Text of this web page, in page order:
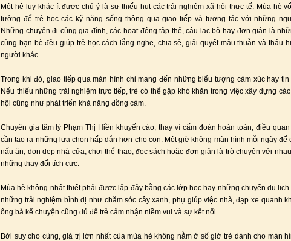
Một hệ lụy khác ít được chú ý là sự thiếu hụt các trải nghiệm xã hội thực tế. Mùa hè
tưởng để trẻ học các kỹ năng sống thông qua giao tiếp và tương tác với những
Những chuyến đi cùng gia đình, các hoạt động tập thể, câu lạc bộ hay đơn giản là
cùng bạn bè đều giúp trẻ học cách lắng nghe, chia sẻ, giải quyết mâu thuẫn và thấu
người khác.
Trong khi đó, giao tiếp qua màn hình chỉ mang đến những biểu tượng cảm xúc hay
Nếu thiếu những trải nghiệm trực tiếp, trẻ có thể gặp khó khăn trong việc xây dựng
hội cũng như phát triển khả năng đồng cảm.
Chuyên gia tâm lý Phạm Thị Hiền khuyến cáo, thay vì cấm đoán hoàn toàn, điều
cần tạo ra những lựa chọn hấp dẫn hơn cho con. Một giờ không màn hình mỗi ngày để
nấu ăn, dọn dẹp nhà cửa, chơi thể thao, đọc sách hoặc đơn giản là trò chuyện với
những thay đổi tích cực.
Mùa hè không nhất thiết phải được lấp đầy bằng các lớp học hay những chuyến du
những trải nghiệm bình dị như chăm sóc cây xanh, phụ giúp việc nhà, đạp xe quanh
ông bà kể chuyện cũng đủ để trẻ cảm nhận niềm vui và sự kết nối.
Bởi suy cho cùng, giá trị lớn nhất của mùa hè không nằm ở số giờ trẻ dành cho màn